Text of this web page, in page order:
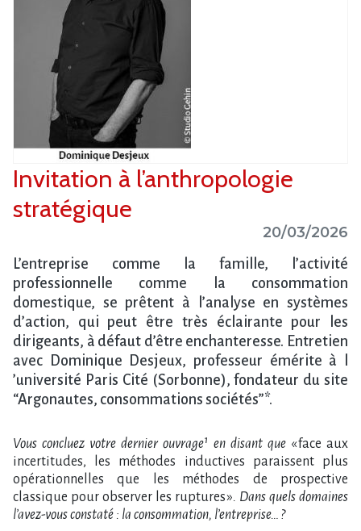
Invitation à l’anthropologie
stratégique
20/03/2026
L’entreprise comme la famille, l’activité
professionnelle comme la consommation
domestique, se prêtent à l’analyse en systèmes
d’action, qui peut être très éclairante pour les
dirigeants, à défaut d’être enchanteresse. Entretien
avec Dominique Desjeux, professeur émérite à l​
‌’université Paris Cité (Sorbonne), fondateur du site
“Argonautes, consommations sociétés”*.
Vous concluez votre dernier ouvrage¹ en disant que « face aux
incertitudes, les méthodes inductives paraissent plus
opérationnelles que les méthodes de prospective
classique pour observer les ruptures ». Dans quels domaines
l’avez-vous constaté : la consommation, l’entreprise… ?